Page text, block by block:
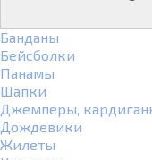
Банданы
Бейсболки
Панамы
Шапки
Джемперы,
Дождевики
Жилеты